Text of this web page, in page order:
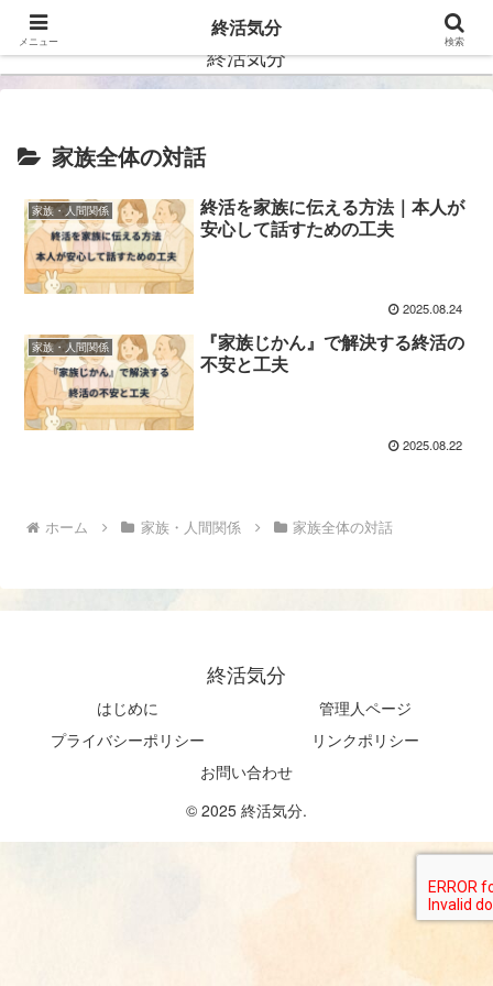
ー自分らしい未来を描くー
終活気分
家族全体の対話
家族・人間関係
終活を家族に伝える方法｜本人が
安心して話すための工夫
2025.08.24
家族・人間関係
『家族じかん』で解決する終活の
不安と工夫
2025.08.22
ホーム 家族・人間関係 家族全体の対話
終活気分
はじめに
管理人ページ
プライバシーポリシー
リンクポリシー
お問い合わせ
© 2025 終活気分.
メニュー
終活気分
検索